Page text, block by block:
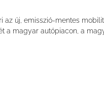
az új, emisszió-mentes
a magyar autópiacon, a